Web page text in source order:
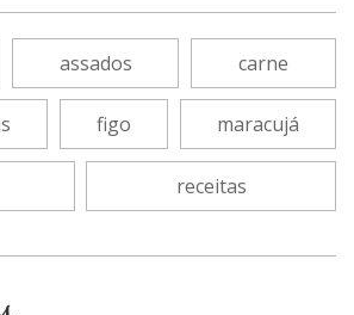
Pizzarias
Portuguesa
Self-service
e sorvetes
Variados
assados carne
figo maracujá
receitas